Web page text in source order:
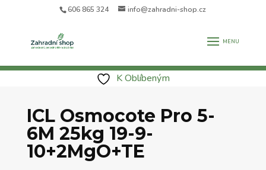
606 865 324 info@zahradni-shop.cz
K Oblíbeným
ICL Osmocote Pro 5-
6M 25kg 19-9-
10+2MgO+TE